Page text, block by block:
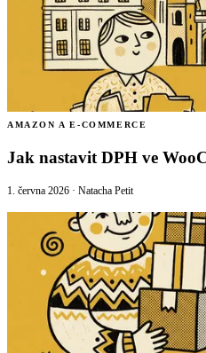
AMAZON A E-COMMERCE
Jak nastavit DPH ve
1. června 2026 · Natacha Petit